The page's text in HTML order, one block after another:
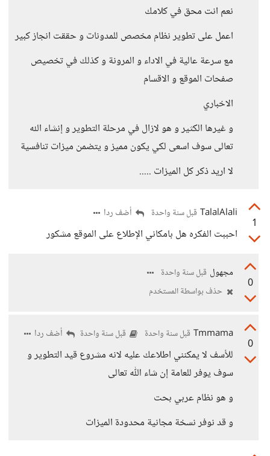
نعم انت محق في كلامك
اعمل على تطوير نظام مخصص للمدونات و حققت انجاز كبير
مع سرعة عالية في الاداء و المرونة و كذلك في تخصيص
صفحات الموقع و الاقسام
الاخباري
و غيرها الكثير و هو لازال في مرحلة التطوير و إنشاء الله
تعالى سوف اسعى لكي يكون مميز و يتضمن ميزات تنافسية
لا اريد ذكر كل الميزات .....
1
TalalAlali قبل سنة واحدة أضف ردا
احببت الفكره هل بامكاني الإطلاع على الموقع مشكور
0
مجهول قبل سنة واحدة
حذف بواسطة المستخدم
0
Tmmama قبل سنة واحدة قبل سنة واحدة أضف ردا
للأسف لا يمكنني اطلاعك عليه لانه مشروع قيد التطوير و
سوف يوفر للعامة إن شاء اللّٰه تعالى
و هو نظام عربي بحت
و قد نوفر نسخة مجانية محدودة الميزات